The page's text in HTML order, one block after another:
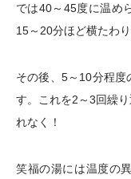
では40～45度に温め
15～20分ほど横たわり
その後、5～10分程度
す。これを2～3回繰
れなく！
笑福の湯には温度の